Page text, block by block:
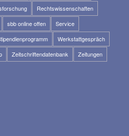
Rechtswissenschaften
sbb online offen
Service
Werkstattgespräch
Zeitschriftendatenbank
Zeitungen